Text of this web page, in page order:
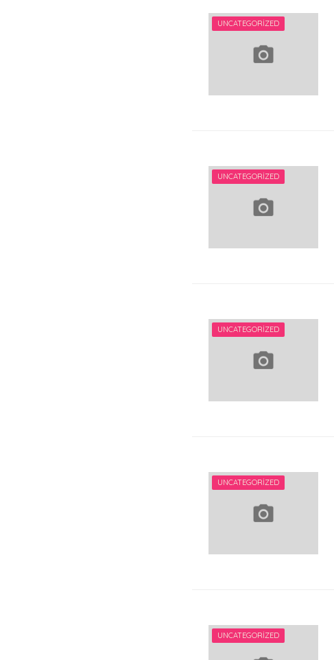
UNCATEGORIZED
UNCATEGORIZED
UNCATEGORIZED
UNCATEGORIZED
UNCATEGORIZED